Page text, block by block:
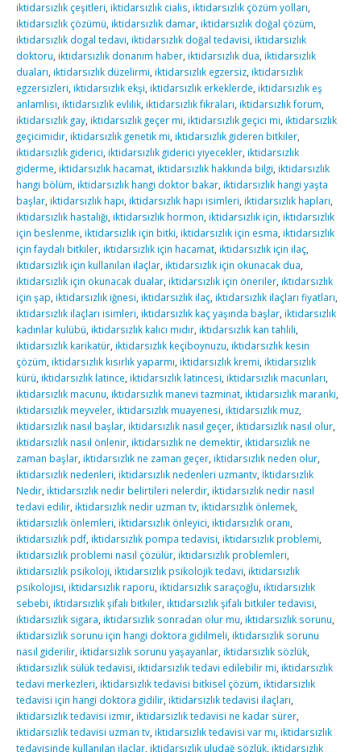
iktidarsızlık çeşitleri, iktidarsızlık cialis, iktidarsızlık çözüm yolları,
iktidarsızlık çözümü, iktidarsızlık damar, iktidarsızlık doğal çözüm,
iktidarsızlık dogal tedavi, iktidarsızlık doğal tedavisi, iktidarsızlık
doktoru, iktidarsızlık donanım haber, iktidarsızlık dua, iktidarsızlık
duaları, iktidarsızlık düzelirmi, iktidarsızlık egzersiz, iktidarsızlık
egzersizleri, iktidarsızlık ekşi, iktidarsızlık erkeklerde, iktidarsızlık eş
anlamlısı, iktidarsızlık evlilik, iktidarsızlık fıkraları, iktidarsızlık forum,
iktidarsızlık gay, iktidarsızlık geçer mi, iktidarsızlık geçici mi, iktidarsızlık
geçicimidir, iktidarsızlık genetik mi, iktidarsızlık gideren bitkiler,
iktidarsızlık giderici, iktidarsızlık giderici yiyecekler, iktidarsızlık
giderme, iktidarsızlık hacamat, iktidarsızlık hakkında bilgi, iktidarsızlık
hangi bölüm, iktidarsızlık hangi doktor bakar, iktidarsızlık hangi yaşta
başlar, iktidarsızlık hapı, iktidarsızlık hapı isimleri, iktidarsızlık hapları,
iktidarsızlık hastalığı, iktidarsızlık hormon, iktidarsızlık için, iktidarsızlık
için beslenme, iktidarsızlık için bitki, iktidarsızlık için esma, iktidarsızlık
için faydalı bitkiler, iktidarsızlık için hacamat, iktidarsızlık için ilaç,
iktidarsızlık için kullanılan ilaçlar, iktidarsızlık için okunacak dua,
iktidarsızlık için okunacak dualar, iktidarsızlık için öneriler, iktidarsızlık
için şap, iktidarsızlık iğnesi, iktidarsızlık ilaç, iktidarsızlık ilaçları fiyatları,
iktidarsızlık ilaçları isimleri, iktidarsızlık kaç yaşında başlar, iktidarsızlık
kadınlar kulübü, iktidarsızlık kalıcı mıdır, iktidarsızlık kan tahlili,
iktidarsızlık karikatür, iktidarsızlık keçiboynuzu, iktidarsızlık kesin
çözüm, iktidarsızlık kısırlık yaparmı, iktidarsızlık kremi, iktidarsızlık
kürü, iktidarsızlık latince, iktidarsızlık latincesi, iktidarsızlık macunları,
iktidarsızlık macunu, iktidarsızlık manevi tazminat, iktidarsızlık maranki,
iktidarsızlık meyveler, iktidarsızlık muayenesi, iktidarsızlık muz,
iktidarsızlık nasıl başlar, iktidarsızlık nasıl geçer, iktidarsızlık nasıl olur,
iktidarsızlık nasıl önlenir, iktidarsızlık ne demektir, iktidarsızlık ne
zaman başlar, iktidarsızlık ne zaman geçer, iktidarsızlık neden olur,
iktidarsızlık nedenleri, iktidarsızlık nedenleri uzmantv, İktidarsızlık
Nedir, iktidarsızlık nedir belirtileri nelerdir, iktidarsızlık nedir nasıl
tedavi edilir, iktidarsızlık nedir uzman tv, iktidarsızlık önlemek,
iktidarsızlık önlemleri, iktidarsızlık önleyici, iktidarsızlık oranı,
iktidarsızlık pdf, iktidarsızlık pompa tedavisi, iktidarsızlık problemi,
iktidarsızlık problemi nasıl çözülür, iktidarsızlık problemleri,
iktidarsızlık psikoloji, iktidarsızlık psikolojik tedavi, iktidarsızlık
psikolojisi, iktidarsızlık raporu, iktidarsızlık saraçoğlu, iktidarsızlık
sebebi, iktidarsızlık şifalı bitkiler, iktidarsızlık şifalı bitkiler tedavisi,
iktidarsızlık sigara, iktidarsızlık sonradan olur mu, iktidarsızlık sorunu,
iktidarsızlık sorunu için hangi doktora gidilmeli, iktidarsızlık sorunu
nasıl giderilir, iktidarsızlık sorunu yaşayanlar, iktidarsızlık sözlük,
iktidarsızlık sülük tedavisi, iktidarsızlık tedavi edilebilir mi, iktidarsızlık
tedavi merkezleri, iktidarsızlık tedavisi bitkisel çözüm, iktidarsızlık
tedavisi için hangi doktora gidilir, iktidarsızlık tedavisi ilaçları,
iktidarsızlık tedavisi izmir, iktidarsızlık tedavisi ne kadar sürer,
iktidarsızlık tedavisi uzman tv, iktidarsızlık tedavisi var mı, iktidarsızlık
tedavisinde kullanılan ilaçlar, iktidarsızlık uludağ sözlük, iktidarsızlık